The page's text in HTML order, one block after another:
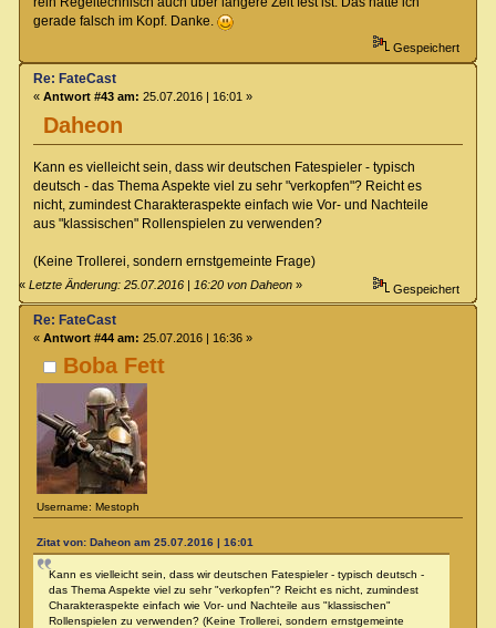
gerade falsch im Kopf. Danke.
Gespeichert
Daheon
Re: FateCast
« Antwort #43 am: 25.07.2016 | 16:01 »
Kann es vielleicht sein, dass wir deutschen Fatespieler - typisch
deutsch - das Thema Aspekte viel zu sehr "verkopfen"? Reicht es
nicht, zumindest Charakteraspekte einfach wie Vor- und Nachteile
aus "klassischen" Rollenspielen zu verwenden?
(Keine Trollerei, sondern ernstgemeinte Frage)
«Letzte Änderung: 25.07.2016 | 16:20 von Daheon » Gespeichert
Boba Fett
Username: Mestoph
Re: FateCast
« Antwort #44 am: 25.07.2016 | 16:36 »
Zitat von: Daheon am 25.07.2016 | 16:01
Kann es vielleicht sein, dass wir deutschen Fatespieler - typisch deutsch -
das Thema Aspekte viel zu sehr "verkopfen"? Reicht es nicht, zumindest
Charakteraspekte einfach wie Vor- und Nachteile aus "klassischen"
Rollenspielen zu verwenden? (Keine Trollerei, sondern ernstgemeinte